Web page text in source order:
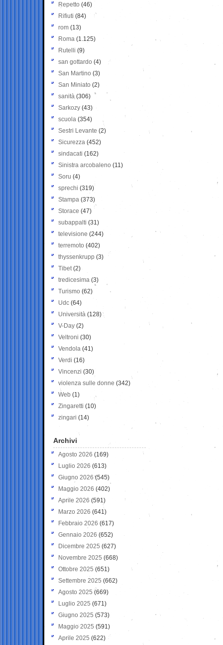
Repetto (46)
Rifiuti (84)
rom (13)
Roma (1.125)
Rutelli (9)
san gottardo (4)
San Martino (3)
San Miniato (2)
sanità (306)
Sarkozy (43)
scuola (354)
Sestri Levante (2)
Sicurezza (452)
sindacati (162)
Sinistra arcobaleno (11)
Soru (4)
sprechi (319)
Stampa (373)
Storace (47)
subappalti (31)
televisione(244)
terremoto (402)
thyssenkrupp (3)
Tibet(2)
tredicesima (3)
Turismo (62)
Udc (64)
Università (128)
V-Day (2)
Veltroni (30)
Vendola (41)
Verdi (16)
Vincenzi (30)
violenza sulle donne (342)
Web (1)
Zingaretti (10)
zingari (14)
Archivi
Agosto 2026 (169)
Luglio 2026 (613)
Giugno 2026 (545)
Maggio 2026 (402)
Aprile 2026 (591)
Marzo 2026 (641)
Febbraio 2026 (617)
Gennaio 2026 (652)
Dicembre 2025 (627)
Novembre 2025 (668)
Ottobre 2025 (651)
Settembre 2025 (662)
Agosto 2025 (669)
Luglio 2025 (671)
Giugno 2025 (573)
Maggio 2025 (591)
Aprile 2025 (622)